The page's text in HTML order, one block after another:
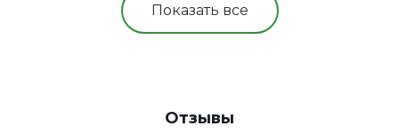
Показать все
Отзывы